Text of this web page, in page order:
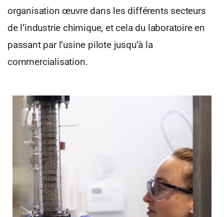
organisation œuvre dans les différents secteurs
de l’industrie chimique, et cela du laboratoire en
passant par l’usine pilote jusqu’à la
commercialisation.